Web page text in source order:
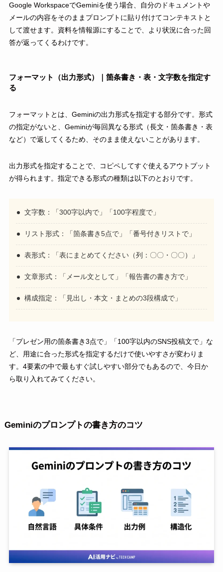
Google WorkspaceでGeminiを使う場合、自分のドキュメントや
メールの内容をそのままプロンプトに貼り付けてコンテキストと
して渡せます。資料を情報源にすることで、より状況に合った回
答が返ってくるわけです。
フォーマット（出力形式）｜箇条書き・表・文字数を指定す
る
フォーマットとは、Geminiの出力形式を指定する部分です。形式
の指定がないと、Geminiが毎回異なる形式（長文・箇条書き・表
など）で返してくるため、そのまま使えないことがあります。
出力形式を指定することで、コピペしてすぐ使えるアウトプット
が得られます。指定できる形式の種類は以下のとおりです。
文字数：「300字以内で」「100字程度で」
リスト形式：「箇条書き5点で」「番号付きリストで」
表形式：「表にまとめてください（列：〇〇・〇〇）」
文章形式：「メール文として」「報告書の書き方で」
構成指定：「見出し・本文・まとめの3段構成で」
「プレゼン用の箇条書き3点で」「100字以内のSNS投稿文で」な
ど、用途に合った形式を指定するだけで使いやすさが変わりま
す。4要素の中で最もすぐ試しやすい部分でもあるので、今日か
ら取り入れてみてください。
Geminiのプロンプトの書き方のコツ